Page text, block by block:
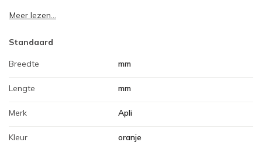
Meer lezen...
Standaard
Breedte mm
Lengte mm
Merk Apli
Kleur oranje